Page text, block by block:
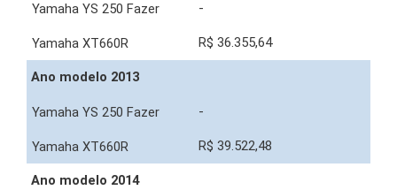
-
R$ 36.355,64
Ano modelo 2013
-
R$ 39.522,48
Ano modelo 2014